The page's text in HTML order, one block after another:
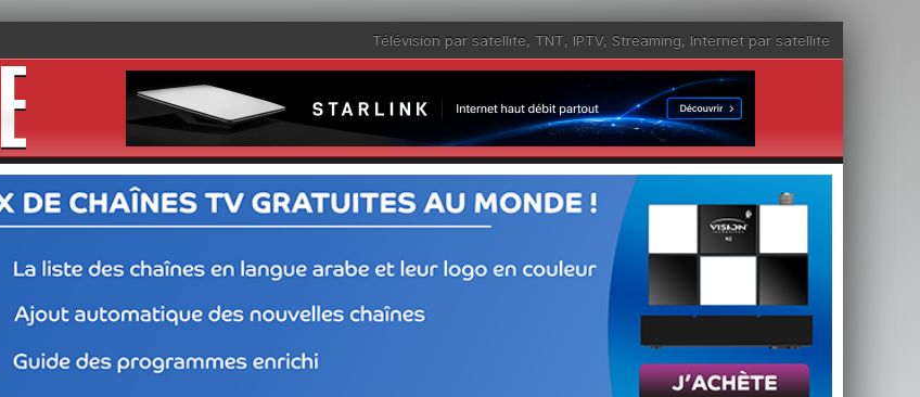
Télévision par satellite, TNT, IPTV, Streaming, Internet par satellite